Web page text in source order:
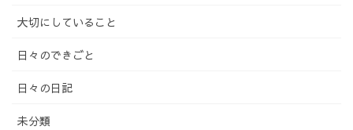
大切にしていること
日々のできごと
日々の日記
未分類